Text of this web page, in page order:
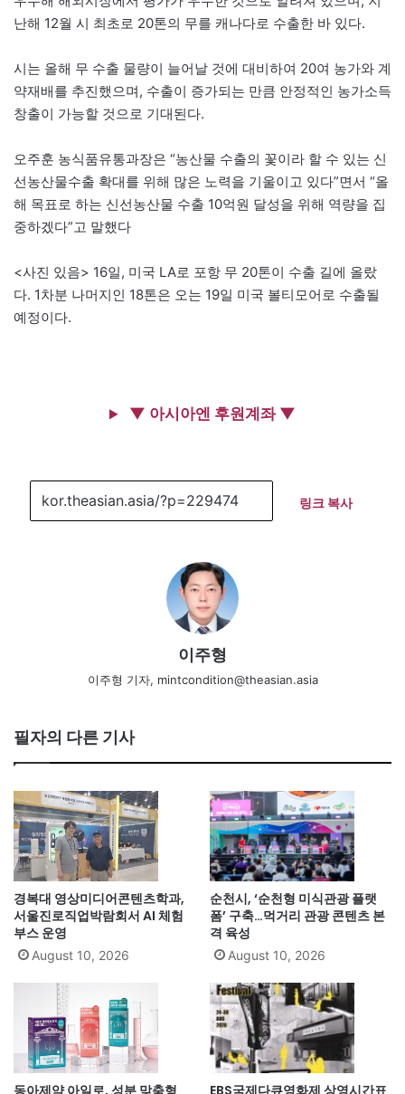
난해 12월 시 최초로 20톤의 무를 캐나다로 수출한 바 있다.
시는 올해 무 수출 물량이 늘어날 것에 대비하여 20여 농가와 계
약재배를 추진했으며, 수출이 증가되는 만큼 안정적인 농가소득
창출이 가능할 것으로 기대된다.
오주훈 농식품유통과장은 “농산물 수출의 꽃이라 할 수 있는 신
선농산물수출 확대를 위해 많은 노력을 기울이고 있다”면서 “올
해 목표로 하는 신선농산물 수출 10억원 달성을 위해 역량을 집
중하겠다”고 말했다
<사진 있음> 16일, 미국 LA로 포항 무 20톤이 수출 길에 올랐
다. 1차분 나머지인 18톤은 오는 19일 미국 볼티모어로 수출될
예정이다.
▼ 아시아엔 후원계좌 ▼
링크 복사
이주형
이주형 기자, mintcondition@theasian.asia
필자의 다른 기사
경복대 영상미디어콘텐츠학과,
서울진로직업박람회서 AI 체험
부스 운영
August 10, 2026
순천시, ‘순천형 미식관광 플랫
폼’ 구축…먹거리 관광 콘텐츠 본
격 육성
August 10, 2026